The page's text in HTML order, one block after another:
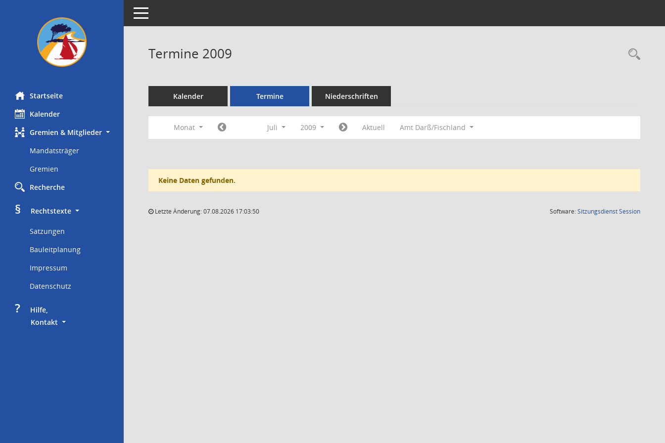
Startseite
Kalender
Gremien & Mitglieder
Mandatsträger
Gremien
Recherche
§
     Rechtstexte
Satzungen
Bauleitplanung
Impressum
Datenschutz
?
     Hilfe,
Kontakt
Toggle navigation
Termine 2009
Kalender Termine Niederschriften
Monat Juli 2009 Aktuell Amt Darß/Fischland
Keine Daten gefunden.
Letzte Änderung: 07.08.2026 17:03:50 Software:SitzungsdienstSession(Wird in